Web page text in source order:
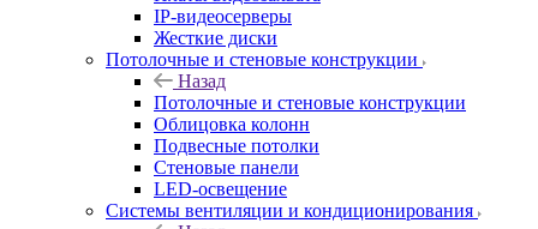
IP-видеосерверы
Жесткие диски
Потолочные и стеновые конструкции
Назад
Потолочные и стеновые конструкции
Облицовка колонн
Подвесные потолки
Стеновые панели
LED-освещение
Системы вентиляции и кондиционирования